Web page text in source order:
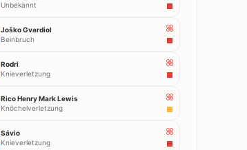
Unbekannt
Joško Gvardiol
Beinbruch
Rodri
Knieverletzung
Rico Henry Mark Lewis
Knöchelverletzung
Sávio
Knieverletzung